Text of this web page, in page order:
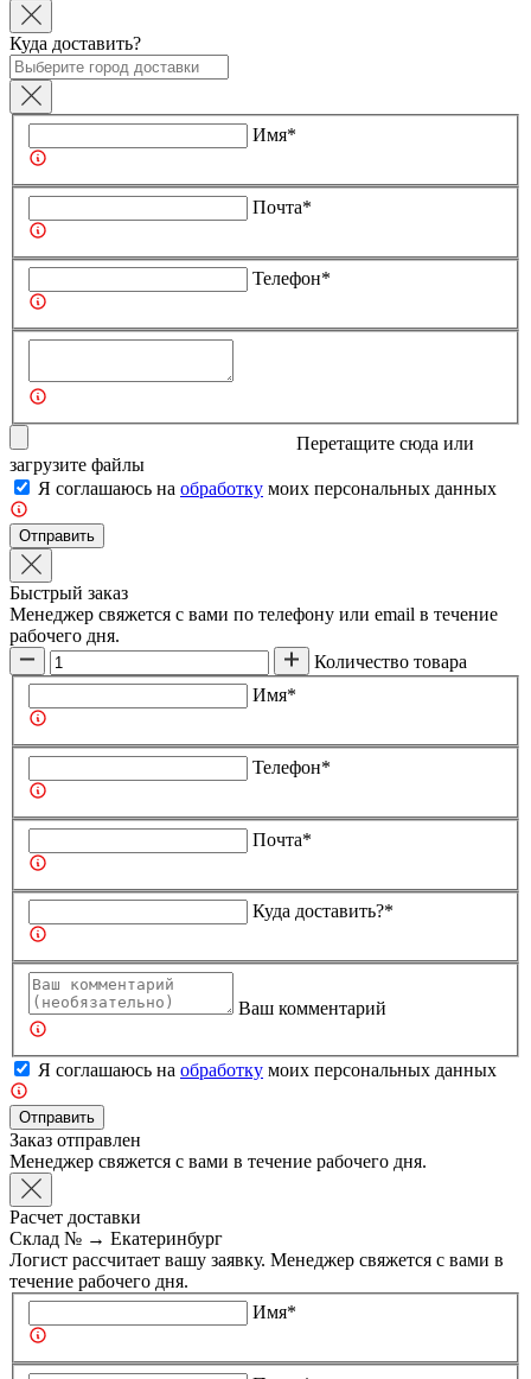
Куда доставить?
Имя*
Почта*
Телефон*
Перетащите сюда или
загрузите файлы
Я соглашаюсь на обработку моих персональных данных
Отправить
Быстрый заказ
Менеджер свяжется с вами по телефону или email в течение
рабочего дня.
Количество товара
Имя*
Телефон*
Почта*
Куда доставить?*
Ваш комментарий
Я соглашаюсь на обработку моих персональных данных
Отправить
Заказ отправлен
Менеджер свяжется с вами в течение рабочего дня.
Расчет доставки
Склад № → Екатеринбург
Логист рассчитает вашу заявку. Менеджер свяжется с вами в
течение рабочего дня.
Имя*